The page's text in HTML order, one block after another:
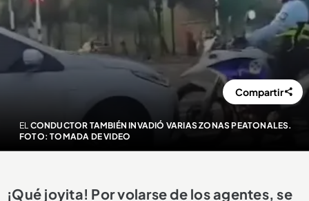
EL CONDUCTOR TAMBIÉN INVADIÓ VARIAS ZONAS PEATONALES.
FOTO: TOMADA DE VIDEO
Compartir
¡Qué joyita! Por volarse de los agentes, se